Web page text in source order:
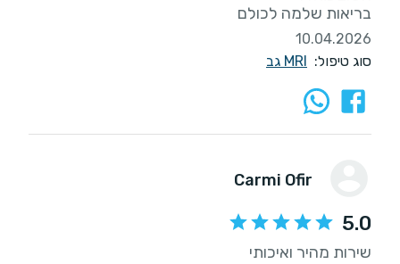
בריאות שלמה לכולם
10.04.2026
סוג טיפול:
MRI גב
Carmi Ofir
5.0
שירות מהיר ואיכותי